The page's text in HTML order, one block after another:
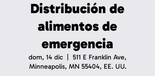
Distribución de
alimentos de
emergencia
dom, 14 dic
511 E Franklin Ave,
Minneapolis, MN 55404, EE. UU.